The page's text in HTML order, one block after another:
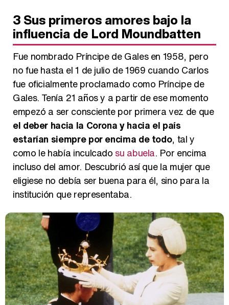
3Sus primeros amores bajo la
influencia de Lord Moundbatten
Fue nombrado Príncipe de Gales en 1958, pero
no fue hasta el 1 de julio de 1969 cuando Carlos
fue oficialmente proclamado como Príncipe de
Gales. Tenía 21 años y a partir de ese momento
empezó a ser consciente por primera vez de que
el deber hacia la Corona y hacia el país
estarían siempre por encima de todo, tal y
como le había inculcado su abuela. Por encima
incluso del amor. Descubrió así que la mujer que
eligiese no debía ser buena para él, sino para la
institución que representaba.